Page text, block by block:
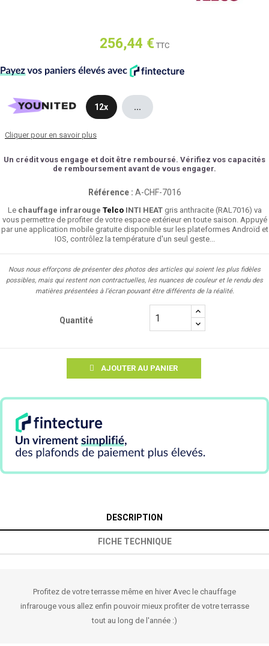
256,44 € TTC
12x ...
Cliquer pour en savoir plus
Un crédit vous engage et doit être remboursé. Vérifiez vos capacités
de remboursement avant de vous engager.
Référence : A-CHF-7016
Le chauffage infrarouge TelcoINTI HEATgris anthracite (RAL7016) va
vous permettre de profiter de votre espace extérieur en toute saison. Appuyé
par une application mobile gratuite disponible sur les plateformes Androïd et
IOS, contrôlez la température d'un seul geste...
Nous nous efforçons de présenter des photos des articles qui soient les plus fidèles
possibles, mais qui restent non contractuelles, les nuances de couleur et le rendu des
matières présentées à l’écran pouvant être différents de la réalité.
Quantité
AJOUTER AU PANIER
DESCRIPTION
FICHE TECHNIQUE
Profitez de votre terrasse même en hiver Avec le chauffage
infrarouge vous allez enfin pouvoir mieux profiter de votre terrasse
tout au long de l'année :)